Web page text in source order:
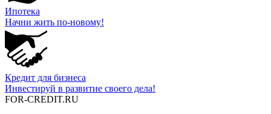
Ипотека
Начни жить по-новому!
Кредит для бизнеса
Инвестируй в развитие своего дела!
FOR-CREDIT.RU